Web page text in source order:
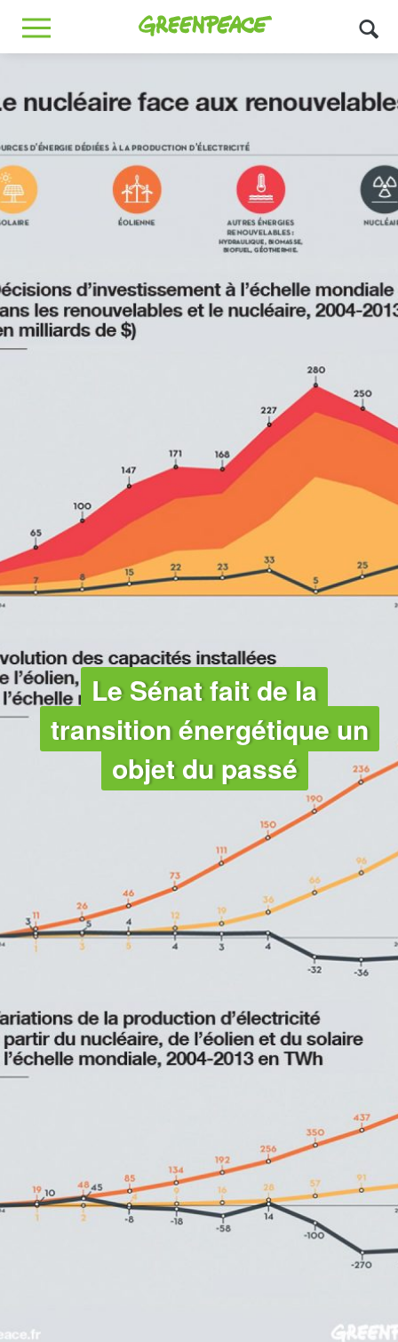
Greenpeace
MENU
Le Sénat fait de la
transition énergétique un
objet du passé